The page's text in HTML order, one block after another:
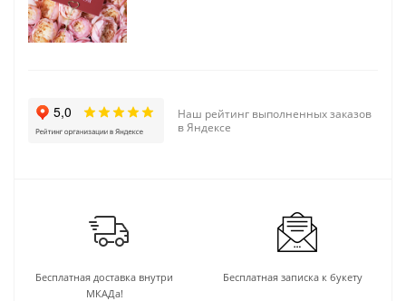
Наш рейтинг выполненных заказов
в Яндексе
Бесплатная доставка внутри
МКАДа!
Бесплатная записка к букету